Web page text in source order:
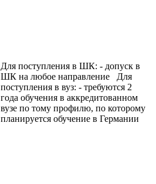
Для поступления в ШК: - допуск в
ШК на любое направление Для
поступления в вуз: - требуются 2
года обучения в аккредитованном
вузе по тому профилю, по которому
планируется обучение в Германии